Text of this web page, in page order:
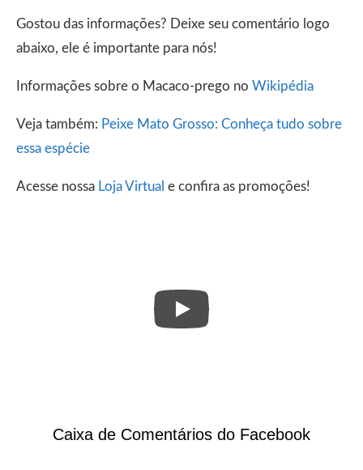
Gostou das informações? Deixe seu comentário logo
abaixo, ele é importante para nós!
Informações sobre o Macaco-prego no Wikipédia
Veja também: Peixe Mato Grosso: Conheça tudo sobre
essa espécie
Acesse nossa Loja Virtual e confira as promoções!
Caixa de Comentários do Facebook